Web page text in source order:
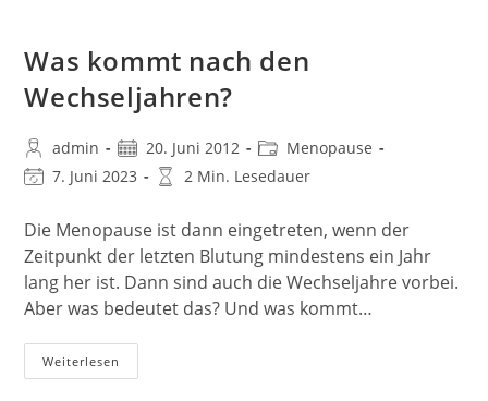
Was kommt nach den
Wechseljahren?
Beitrags-
Autor:
admin
Beitrag
veröffentlicht:
20. Juni 2012
Beitrags-
Kategorie:
Menopause
Beitrag
geändert
am:
7. Juni 2023 Lesedauer:
2 Min. Lesedauer
Die Menopause ist dann eingetreten, wenn der
Zeitpunkt der letzten Blutung mindestens ein Jahr
lang her ist. Dann sind auch die Wechseljahre vorbei.
Aber was bedeutet das? Und was kommt…
Weiterlesen
Kommt